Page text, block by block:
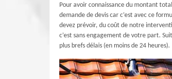
Pour avoir connaissance du montant
demande de devis car c’est avec ce
devez prévoir, du coût de notre
c’est sans engagement de votre part.
plus brefs délais (en moins de 24 heures).